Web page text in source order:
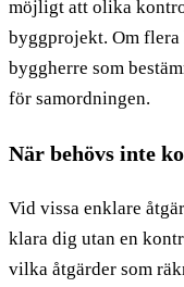
möjligt att olika
byggprojekt. Om flera
byggherre som
för samordningen.
När behövs inte
Vid vissa enklare
klara dig utan en
vilka åtgärder som